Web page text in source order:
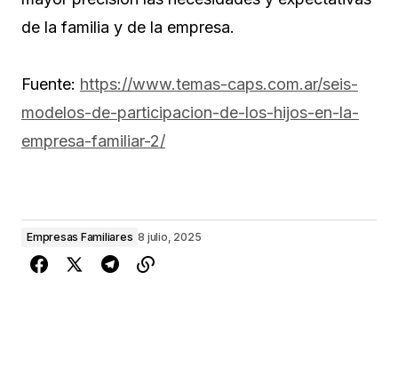
de la familia y de la empresa.
Fuente: https://www.temas-caps.com.ar/seis-
modelos-de-participacion-de-los-hijos-en-la-
empresa-familiar-2/
Empresas Familiares 8 julio, 2025